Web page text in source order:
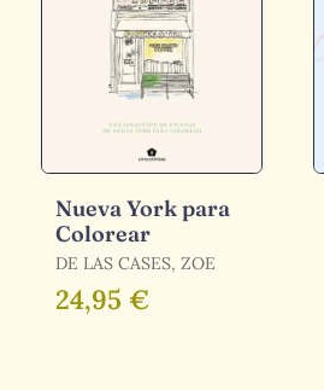
Nueva York para
Colorear
DE LAS CASES, ZOE
24,95 €